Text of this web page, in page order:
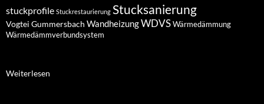
stuckprofile Stuckrestaurierung Stucksanierung
Vogtei Gummersbach WandheizungWDVSWärmedämmung
Wärmedämmverbundsystem
Weiterlesen